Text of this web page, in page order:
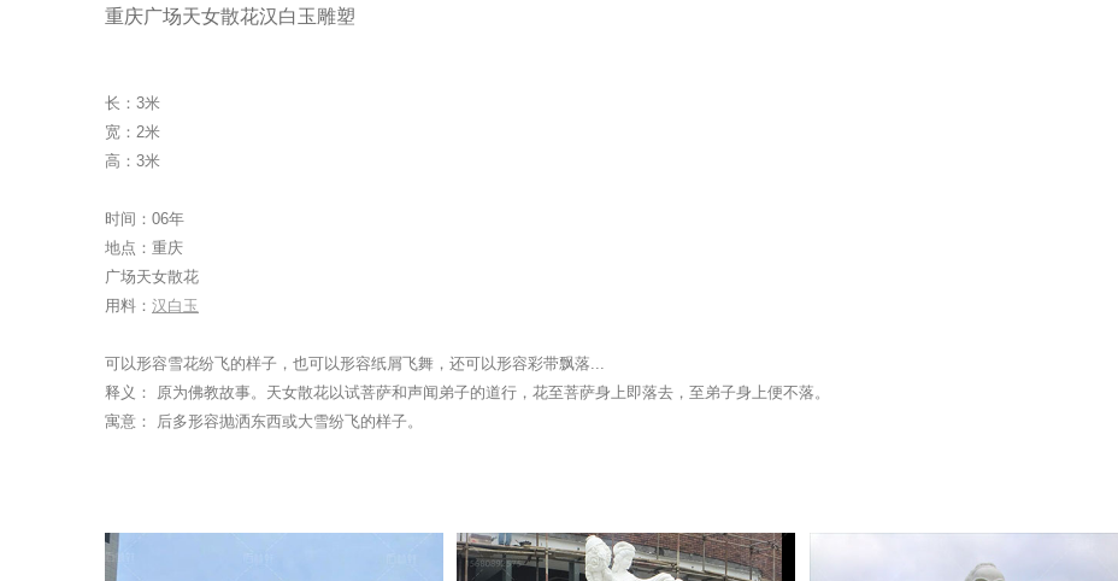
重庆广场天女散花汉白玉雕塑
长：3米
宽：2米
高：3米
时间：06年
地点：重庆
广场天女散花
用料： 汉白玉
可以形容雪花纷飞的样子，也可以形容纸屑飞舞，还可以形容彩带飘落...
释义： 原为佛教故事。天女散花以试菩萨和声闻弟子的道行，花至菩萨身上即落去，至弟子身上便不落。
寓意： 后多形容抛洒东西或大雪纷飞的样子。